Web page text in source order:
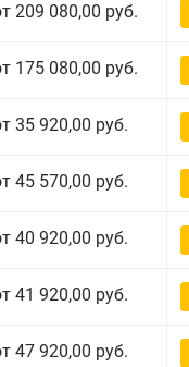
209 080,00 руб.
175 080,00 руб.
35 920,00 руб.
45 570,00 руб.
40 920,00 руб.
41 920,00 руб.
47 920,00 руб.